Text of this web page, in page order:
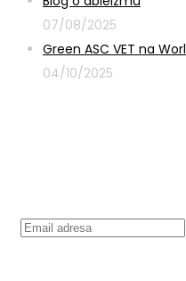
07/08/2025
Green ASC VET na
04/10/2025